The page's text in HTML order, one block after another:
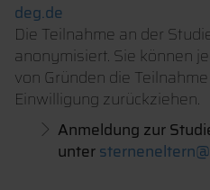
deg.de
Die Teilnahme an der
anonymisiert. Sie können
von Gründen die
Einwilligung zurückziehen.
Anmeldung zur
unter